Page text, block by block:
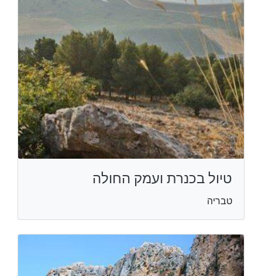
טיול בכנרת ועמק החולה
טבריה